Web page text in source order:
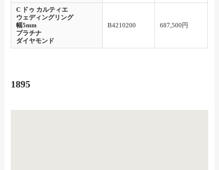
C ドゥ カルティエ
ウェディングリング
幅5mm
プラチナ
ダイヤモンド
B4210200 687,500円
1895